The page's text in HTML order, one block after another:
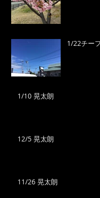
1/22チー
1/10 晃太朗
12/5 晃太朗
11/26 晃太朗